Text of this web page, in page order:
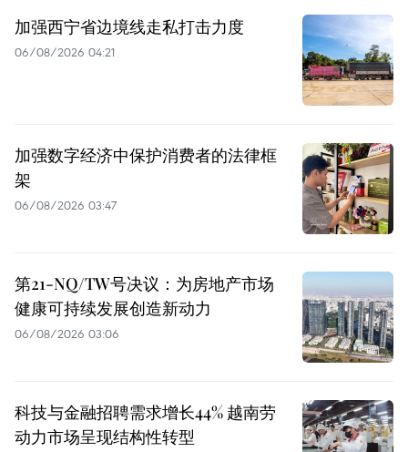
加强西宁省边境线走私打击力度
06/08/2026 04:21
加强数字经济中保护消费者的法律框
架
06/08/2026 03:47
第21-NQ/TW号决议：为房地产市场
健康可持续发展创造新动力
06/08/2026 03:06
科技与金融招聘需求增长44% 越南劳
动力市场呈现结构性转型